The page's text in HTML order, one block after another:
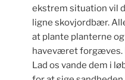
ekstrem situation vil
ligne skovjordbær.
at plante planterne
haveværet forgæves.
Lad os vande dem i